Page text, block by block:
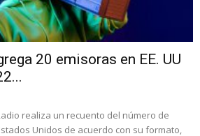
20 emisoras en EE. UU
realiza un recuento del número de
Unidos de acuerdo con su formato,